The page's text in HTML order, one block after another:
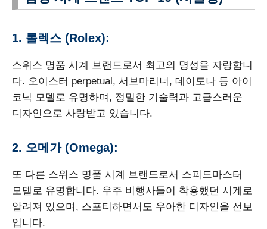
1. 롤렉스 (Rolex):
스위스 명품 시계 브랜드로서 최고의 명성을 자랑합니
다. 오이스터 perpetual, 서브마리너, 데이토나 등 아이
코닉 모델로 유명하며, 정밀한 기술력과 고급스러운
디자인으로 사랑받고 있습니다.
2. 오메가 (Omega):
또 다른 스위스 명품 시계 브랜드로서 스피드마스터
모델로 유명합니다. 우주 비행사들이 착용했던 시계로
알려져 있으며, 스포티하면서도 우아한 디자인을 선보
입니다.